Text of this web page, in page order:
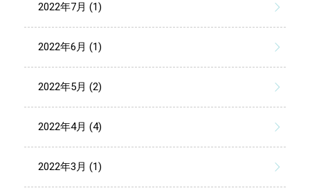
2022年7月 (1)
2022年6月 (1)
2022年5月 (2)
2022年4月 (4)
2022年3月 (1)